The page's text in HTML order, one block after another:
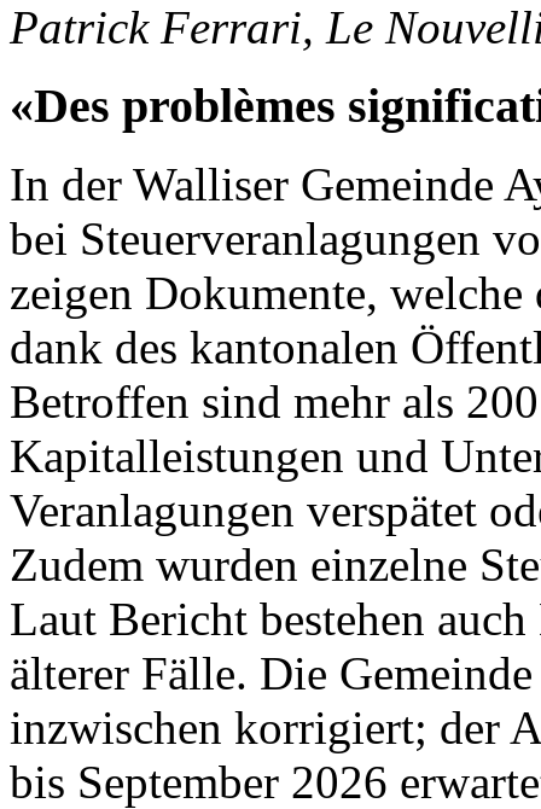
Patrick Ferrari, Le
«Des problèmes
In der Walliser Gemeinde
bei Steuerveranlagungen
zeigen Dokumente,
dank des kantonalen
Betroffen sind mehr als
Kapitalleistungen und
Veranlagungen verspätet
Zudem wurden einzelne
Laut Bericht bestehen
älterer Fälle. Die
inzwischen korrigiert; der
bis September 2026